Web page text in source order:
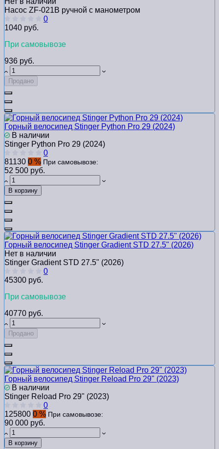
Насос ZF-021B ручной с манометром
0
1040 руб.
При самовывозе
936 руб.
Продано
Горный велосипед Stinger Python Pro 29 (2024)
В наличии
Stinger Python Pro 29 (2024)
0
81130 0 % При самовывозе:
52 500 руб.
В корзину
Горный велосипед Stinger Gradient STD 27.5" (2026)
Нет в наличии
Stinger Gradient STD 27.5" (2026)
0
45300 руб.
При самовывозе
40770 руб.
Продано
Горный велосипед Stinger Reload Pro 29" (2023)
В наличии
Stinger Reload Pro 29" (2023)
0
125800 0 % При самовывозе:
90 000 руб.
В корзину